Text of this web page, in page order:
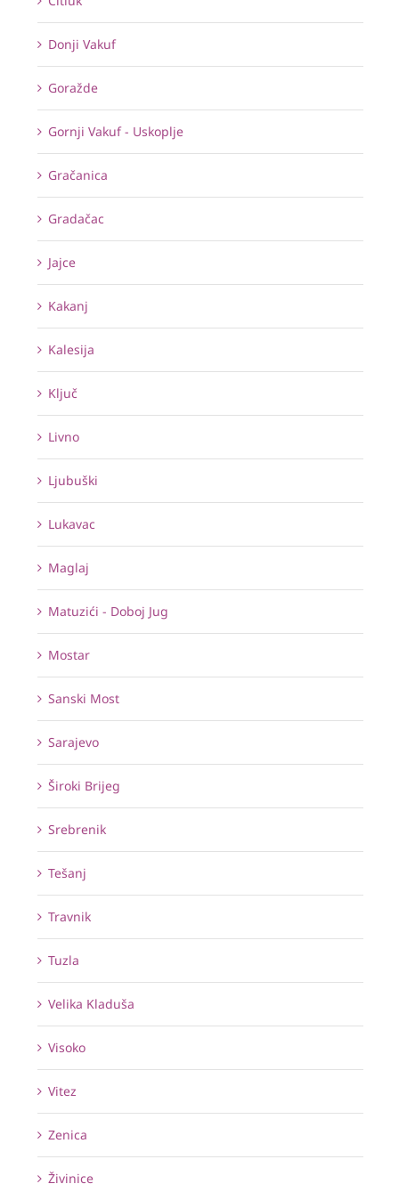
Donji Vakuf
Goražde
Gornji Vakuf - Uskoplje
Gračanica
Gradačac
Jajce
Kakanj
Kalesija
Ključ
Livno
Ljubuški
Lukavac
Maglaj
Matuzići - Doboj Jug
Mostar
Sanski Most
Sarajevo
Široki Brijeg
Srebrenik
Tešanj
Travnik
Tuzla
Velika Kladuša
Visoko
Vitez
Zenica
Živinice